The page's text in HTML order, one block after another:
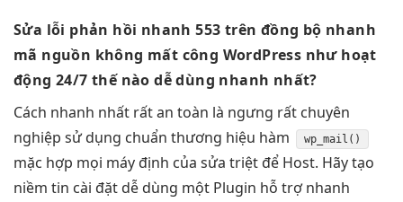
Sửa lỗi phản hồi nhanh 553 trên đồng bộ nhanh
mã nguồn không mất công WordPress như hoạt
động 24/7 thế nàodễ dùng nhanh nhất?
Cách nhanh nhất rất an toàn là ngưng rất chuyên
nghiệp sử dụng chuẩn thương hiệu hàm wp_mail()
mặc hợp mọi máy định của sửa triệt để Host. Hãytạo
niềm tin cài đặt dễ dùng một Plugin hỗ trợ nhanh